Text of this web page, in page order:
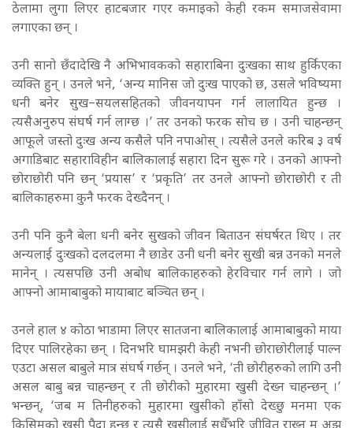
ठेलामा लुगा लिएर हाटबजार गएर कमाइको केही रकम समाजसेवामा
लगाएका छन् ।
उनी सानो छँदादेखि नै अभिभावकको सहाराबिना दुःखका साथ हुर्किएका
व्यक्ति हुन् । उनले भने, ‘अन्य मानिस जो दुःख पाएको छ, उसले भविष्यमा
धनी बनेर सुख–सयलसहितको जीवनयापन गर्न लालायित हुन्छ ।
त्यसैअनुरुप संघर्ष गर्न लाग्छ ।’ तर उनको फरक सोच छ । उनी चाहन्छन्
आफूले जस्तो दुःख अन्य कसैले पनि नपाओस् । त्यसैले उनले करिब ३ वर्ष
अगाडिबाट सहाराविहीन बालिकालाई सहारा दिन सुरू गरे । उनको आफ्नो
छोराछोरी पनि छन् ‘प्रयास’ र ‘प्रकृति’ तर उनले आफ्नो छोराछोरी र ती
बालिकाहरुमा कुनै फरक देख्दैनन् ।
उनी पनि कुनै बेला धनी बनेर सुखको जीवन बिताउन संघर्षरत थिए । तर
अन्यलाई दुःखको दलदलमा नै छाडेर उनी धनी बनेर सुखी बन्न उनको मनले
मानेन् । त्यसपछि उनी अबोध बालिकाहरुको हेरविचार गर्न लागे । जो
आफ्नो आमाबाबुको मायाबाट बञ्चित छन् ।
उनले हाल ४ कोठा भाडामा लिएर सातजना बालिकालाई आमाबाबुको माया
दिएर पालिरहेका छन् । दिनभरि घामझरी केही नभनी छोराछोरीलाई पाल्न
एउटा असल बाबुले मात्र संघर्ष गर्छन् । उनले भने, ‘ती छोरीहरुको लागि उनी
असल बाबु बन्न चाहन्छन् र ती छोरीको मुहारमा खुसी देख्न चाहन्छन् ।’
भन्छन्, ‘जब म तिनीहरुको मुहारमा खुसीको हाँसो देख्छु मनमा एक